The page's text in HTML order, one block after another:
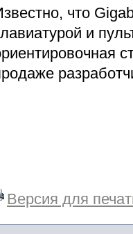
что
и
Версия для